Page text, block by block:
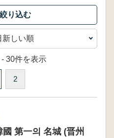
30件を表示
2
第一의 名城 (晋州